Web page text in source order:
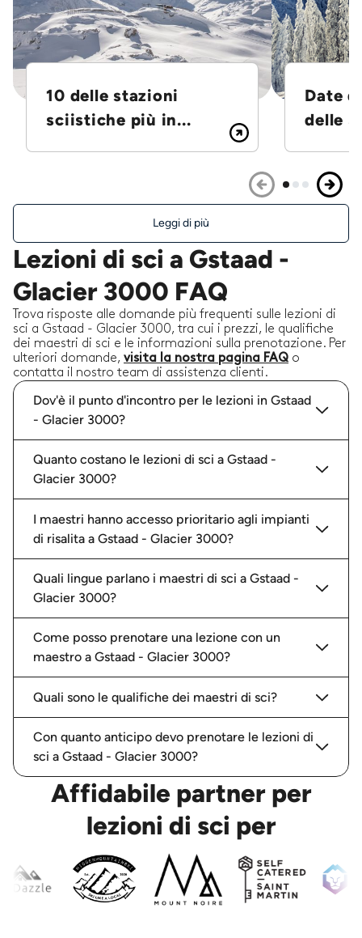
10 delle stazioni
sciistiche più in...
Date
delle
Leggi di più
Lezioni di sci a Gstaad -
Glacier 3000 FAQ
Trova risposte alle domande più frequenti sulle lezioni di
sci a Gstaad - Glacier 3000, tra cui i prezzi, le qualifiche
dei maestri di sci e le informazioni sulla prenotazione. Per
ulteriori domande, visita la nostra pagina FAQ o
contatta il nostro team di assistenza clienti.
Dov'è il punto d'incontro per le lezioni in Gstaad
- Glacier 3000?
Quanto costano le lezioni di sci a Gstaad -
Glacier 3000?
I maestri hanno accesso prioritario agli impianti
di risalita a Gstaad - Glacier 3000?
Quali lingue parlano i maestri di sci a Gstaad -
Glacier 3000?
Come posso prenotare una lezione con un
maestro a Gstaad - Glacier 3000?
Quali sono le qualifiche dei maestri di sci?
Con quanto anticipo devo prenotare le lezioni di
sci a Gstaad - Glacier 3000?
Affidabile partner per
lezioni di sci per